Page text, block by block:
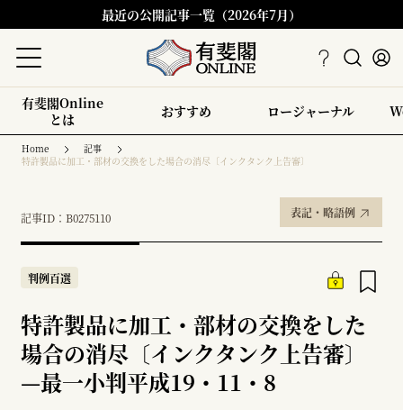
最近の公開記事一覧（2026年7月）
有斐閣Online
とは
おすすめ ロージャーナル
Home
記事
特許製品に加工・部材の交換をした場合の消尽〔インクタンク上告審〕
記事ID：B0275110 表記・略語例
判例百選
特許製品に加工・部材の交換をした
場合の消尽〔インクタンク上告審〕
—最一小判平成19・11・8